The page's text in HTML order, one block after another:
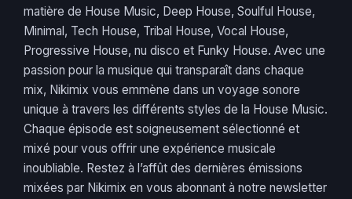
matière de House Music, Deep House, Soulful House,
Minimal, Tech House, Tribal House, Vocal House,
Progressive House, nu disco et Funky House. Avec une
passion pour la musique qui transparaît dans chaque
mix, Nikimix vous emmène dans un voyage sonore
unique à travers les différents styles de la House Music.
Chaque épisode est soigneusement sélectionné et
mixé pour vous offrir une expérience musicale
inoubliable. Restez à l’affût des dernières émissions
mixées par Nikimix en vous abonnant à notre newsletter